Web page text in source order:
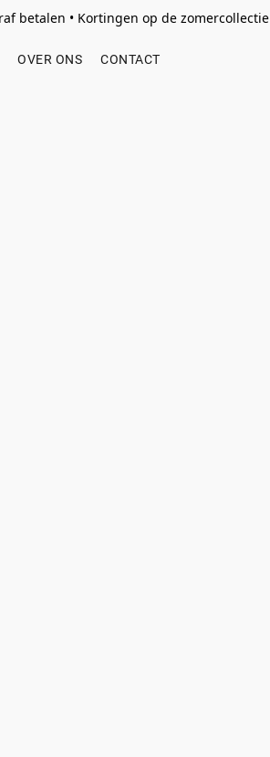
betalen • Kortingen op de zomercollectie
OVER ONS CONTACT